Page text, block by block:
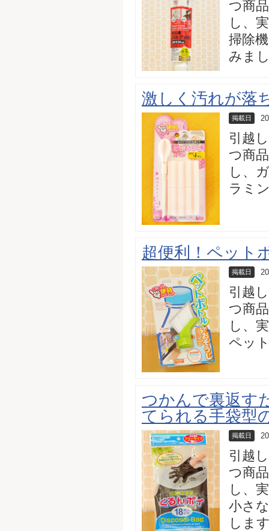
つ商
し、
掃除
みま
激しく汚れが落
掲載日
引越
つ商
し、
ラミ
超便利！ペット
掲載日
引越
つ商
し、
ペッ
つかんで裏返す
てられる手袋型
掲載日
引越
つ商
し、
小さ
しま